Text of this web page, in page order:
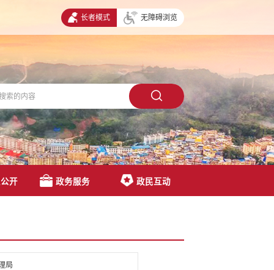
长者模式 无障碍浏览
开 政务服务 政民互动
局